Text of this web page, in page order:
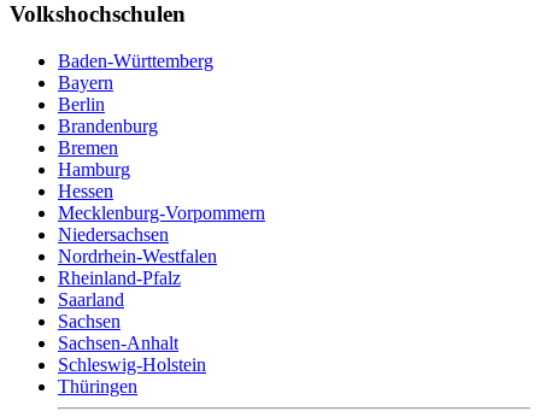
Volkshochschulen
Baden-Württemberg
Bayern
Berlin
Brandenburg
Bremen
Hamburg
Hessen
Mecklenburg-Vorpommern
Niedersachsen
Nordrhein-Westfalen
Rheinland-Pfalz
Saarland
Sachsen
Sachsen-Anhalt
Schleswig-Holstein
Thüringen